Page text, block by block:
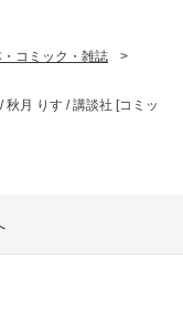
コミック・雑誌
>
秋月 りす / 講談社 [コミッ